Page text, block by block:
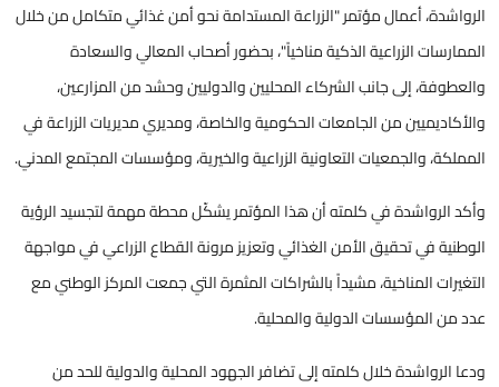
الرواشدة، أعمال مؤتمر "الزراعة المستدامة نحو أمن غذائي متكامل من خلال
الممارسات الزراعية الذكية مناخياً"، بحضور أصحاب المعالي والسعادة
والعطوفة، إلى جانب الشركاء المحليين والدوليين وحشد من المزارعين،
والأكاديميين من الجامعات الحكومية والخاصة، ومديري مديريات الزراعة في
المملكة، والجمعيات التعاونية الزراعية والخيرية، ومؤسسات المجتمع المدني.
وأكد الرواشدة في كلمته أن هذا المؤتمر يشكّل محطة مهمة لتجسيد الرؤية
الوطنية في تحقيق الأمن الغذائي وتعزيز مرونة القطاع الزراعي في مواجهة
التغيرات المناخية، مشيداً بالشراكات المثمرة التي جمعت المركز الوطني مع
عدد من المؤسسات الدولية والمحلية.
ودعا الرواشدة خلال كلمته إلى تضافر الجهود المحلية والدولية للحد من